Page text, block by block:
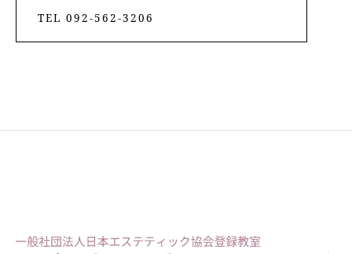
TEL 092-562-3206